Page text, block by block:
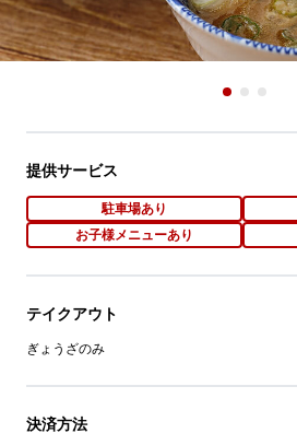
提供サービス
駐車場あり
お子様メニューあり
テイクアウト
ぎょうざのみ
決済方法